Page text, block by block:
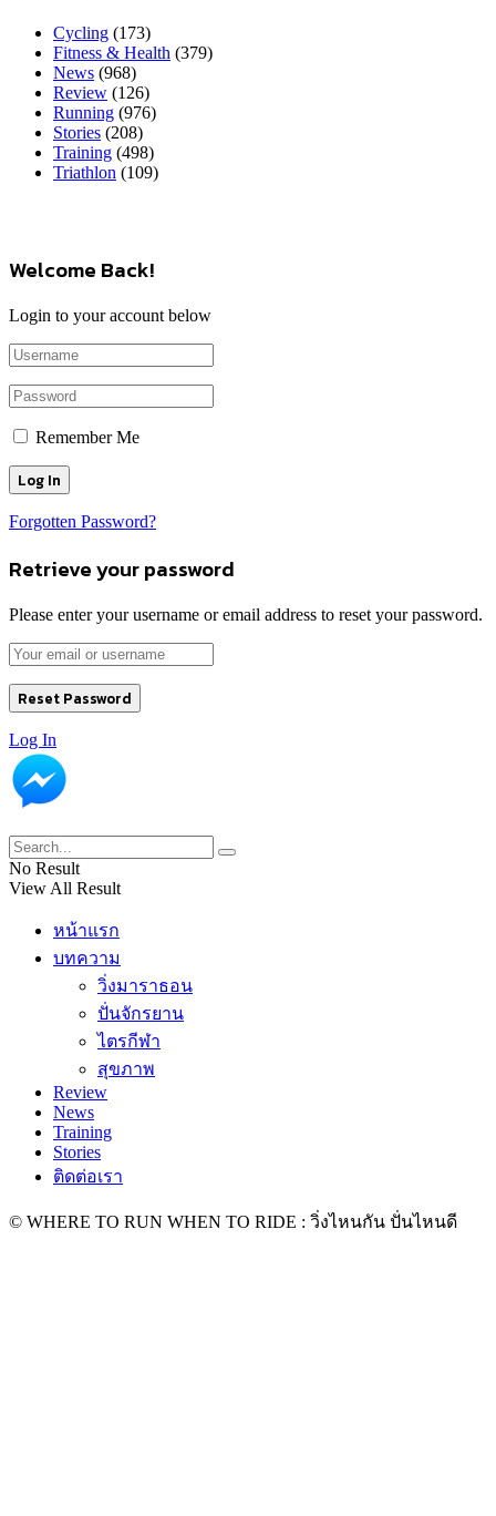
Cycling (173)
Fitness & Health (379)
News (968)
Review (126)
Running (976)
Stories (208)
Training (498)
Triathlon (109)
Welcome Back!
Login to your account below
Remember Me
Forgotten Password?
Retrieve your password
Please enter your username or email address to reset your password.
Log In
No Result
View All Result
หน้าแรก
บทความ
วิ่งมาราธอน
ปั่นจักรยาน
ไตรกีฬา
สุขภาพ
Review
News
Training
Stories
ติดต่อเรา
© WHERE TO RUN WHEN TO RIDE : วิ่งไหนกัน ปั่นไหนดี